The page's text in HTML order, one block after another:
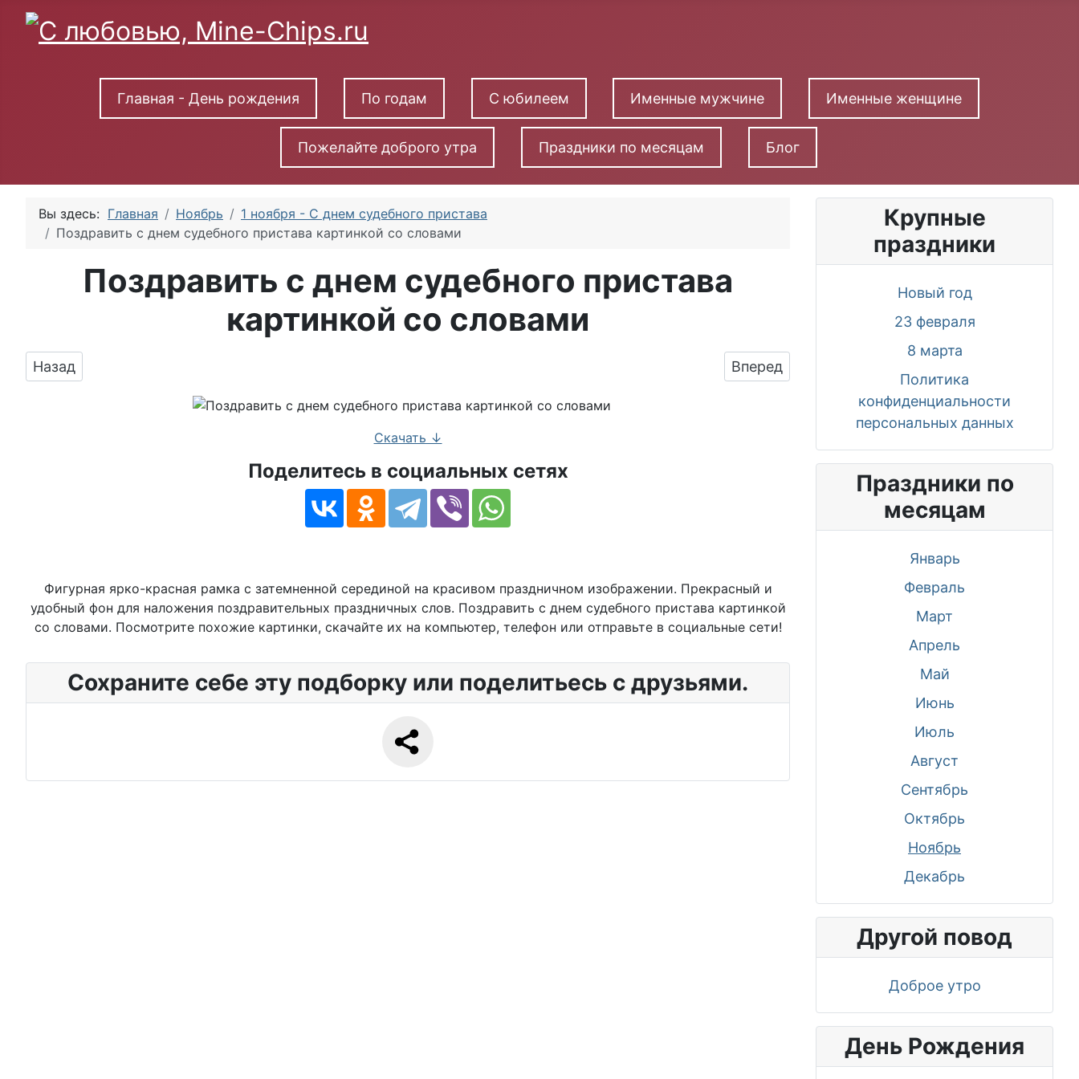
Главная - День рождения По годам С юбилеем Именные мужчине Именные женщине
Пожелайте доброго утра Праздники по месяцам Блог
Вы здесь: Главная Ноябрь
1 ноября - С днем судебного пристава
Поздравить с днем судебного пристава картинкой со словами
Поздравить с днем судебного пристава
картинкой со словами
Предыдущий: Картинка на день судебного пристава c красивой рамкой
Назад Следующий: Весёлая картинка в день
Вперед
Скачать ↓
Поделитесь в социальных сетях
Фигурная ярко-красная рамка с затемненной серединой на красивом праздничном изображении. Прекрасный и
удобный фон для наложения поздравительных праздничных слов. Поздравить с днем судебного пристава картинкой
со словами. Посмотрите похожие картинки, скачайте их на компьютер, телефон или отправьте в социальные сети!
Сохраните себе эту подборку или поделитьесь с друзьями.
Крупные
праздники
Новый год
23 февраля
8 марта
Политика
конфиденциальности
персональных данных
Праздники по
месяцам
Январь
Февраль
Март
Апрель
Май
Июнь
Июль
Август
Сентябрь
Октябрь
Ноябрь
Декабрь
Другой повод
Доброе утро
День Рождения